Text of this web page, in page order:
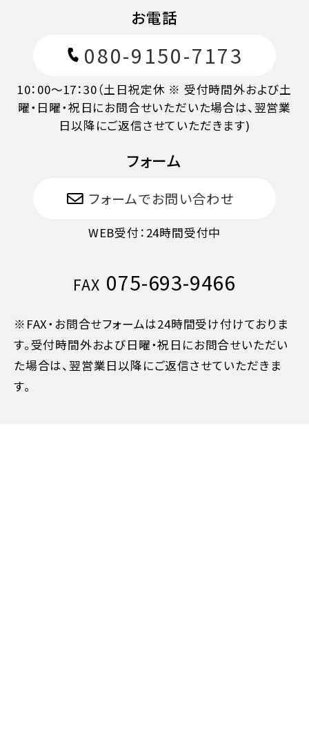
お電話
080-9150-7173
10：00～17：30（土日祝定休 ※ 受付時間外および土
曜・日曜・祝日にお問合せいただいた場合は、翌営業
日以降にご返信させていただきます)
フォーム
フォームでお問い合わせ
WEB受付：24時間受付中
FAX 075-693-9466
※FAX・お問合せフォームは24時間受け付けておりま
す。受付時間外および日曜・祝日にお問合せいただい
た場合は、翌営業日以降にご返信させていただきま
す。